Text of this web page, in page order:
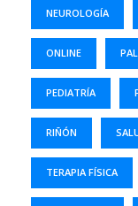
NEUROLOGÍA
ONLINE
PEDIATRÍA
RIÑÓN
TERAPIA FÍSICA